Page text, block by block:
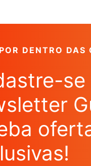
DENTRO DAS
se